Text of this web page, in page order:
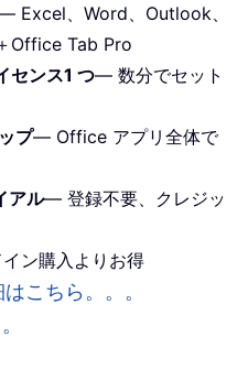
Excel、Word、Outlook、
Office Tab Pro
センス1 つ— 数分でセット
プ— Office アプリ全体で
アル— 登録不要、クレジッ
ン購入よりお得
こちら。。。